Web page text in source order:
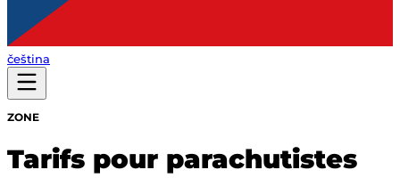
čeština
ZONE
Tarifs pour parachutistes